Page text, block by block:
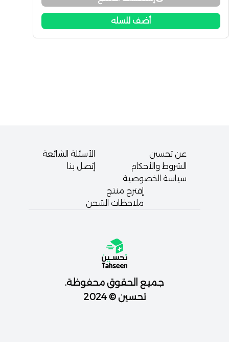
أضف للسله
عن تحسين
الشروط والأحكام
سياسة الخصوصية
الأسئلة الشائعة
إتصل بنا
إقترح منتج
ملاحظات الشحن
جميع الحقوق محفوظة.
تحسين © 2024